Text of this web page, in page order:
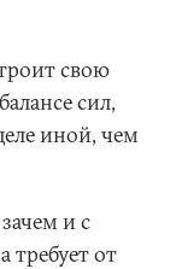
свою
сил,
иной, чем
и с
от